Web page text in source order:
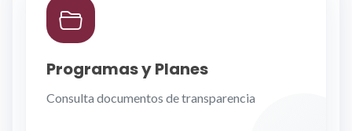
Programas y Planes
Consulta documentos de transparencia